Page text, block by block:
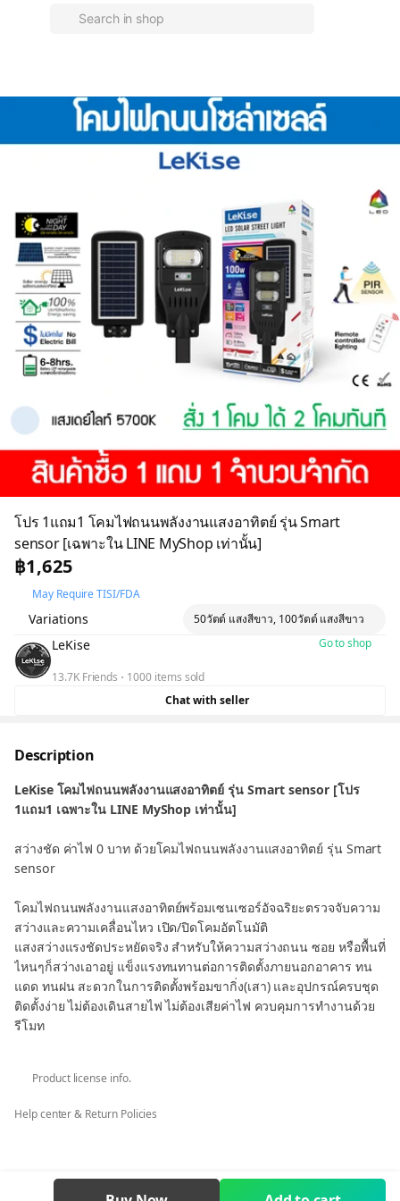
โปร 1แถม1 โคมไฟถนนพลังงานแสงอาทิตย์ รุ่น Smart
sensor [เฉพาะใน LINE MyShop เท่านั้น]
฿1,625
May Require TISI/FDA
Variations 50วัตต์ แสงสีขาว, 100วัตต์ แสงสีขาว
LeKise
13.7K Friends 1000 items sold
Go to shop
Chat with seller
Description
LeKise โคมไฟถนนพลังงานแสงอาทิตย์ รุ่น Smart sensor [โปร
1แถม1 เฉพาะใน LINE MyShop เท่านั้น]
สว่างชัด ค่าไฟ 0 บาท ด้วยโคมไฟถนนพลังงานแสงอาทิตย์ รุ่น Smart
sensor
โคมไฟถนนพลังงานแสงอาทิตย์พร้อมเซนเซอร์อัจฉริยะตรวจจับความ
สว่างและความเคลื่อนไหว เปิด/ปิดโคมอัตโนมัติ
แสงสว่างแรงชัดประหยัดจริง สำหรับให้ความสว่างถนน ซอย หรือพื้นที่
ไหนๆก็สว่างเอาอยู่ แข็งแรงทนทานต่อการติดตั้งภายนอกอาคาร ทน
แดด ทนฝน สะดวกในการติดตั้งพร้อมขากิ่ง(เสา) และอุปกรณ์ครบชุด
ติดตั้งง่าย ไม่ต้องเดินสายไฟ ไม่ต้องเสียค่าไฟ ควบคุมการทำงานด้วย
รีโมท
👉 แสงสีขาว (50วัตต์)
แข็งแรง ทนทานต่อสภาพอากาศ และการติดตั้งภายนอก
Product license info.
Help center & Return Policies